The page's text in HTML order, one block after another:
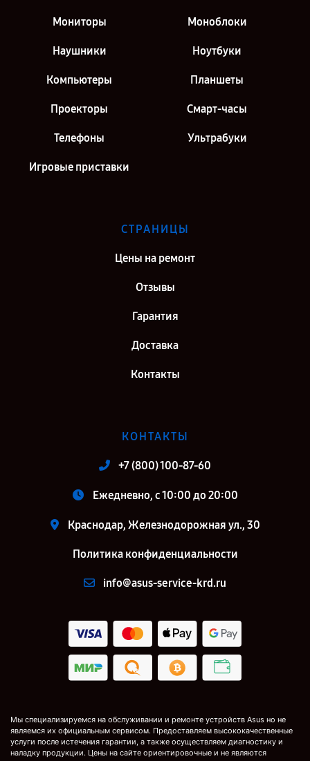
Мониторы Моноблоки
Наушники Ноутбуки
Компьютеры Планшеты
Проекторы Смарт-часы
Телефоны Ультрабуки
Игровые приставки
СТРАНИЦЫ
Цены на ремонт
Отзывы
Гарантия
Доставка
Контакты
КОНТАКТЫ
+7 (800) 100-87-60
Ежедневно, с 10:00 до 20:00
Краснодар, Железнодорожная ул., 30
Политика конфиденциальности
info@asus-service-krd.ru
Мы специализируемся на обслуживании и ремонте устройств Asus но не
являемся их официальным сервисом. Предоставляем высококачественные
услуги после истечения гарантии, а также осуществляем диагностику и
наладку продукции. Цены на сайте ориентировочные и не являются